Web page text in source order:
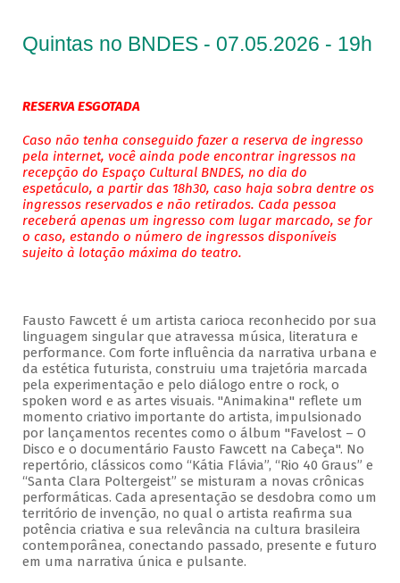
Quintas no BNDES - 07.05.2026 - 19h
RESERVA ESGOTADA
Caso não tenha conseguido fazer a reserva de ingresso
pela internet, você ainda pode encontrar ingressos na
recepção do Espaço Cultural BNDES, no dia do
espetáculo, a partir das 18h30, caso haja sobra dentre os
ingressos reservados e não retirados. Cada pessoa
receberá apenas um ingresso com lugar marcado, se for
o caso, estando o número de ingressos disponíveis
sujeito à lotação máxima do teatro.
Fausto Fawcett é um artista carioca reconhecido por sua
linguagem singular que atravessa música, literatura e
performance. Com forte influência da narrativa urbana e
da estética futurista, construiu uma trajetória marcada
pela experimentação e pelo diálogo entre o rock, o
spoken word e as artes visuais. "Animakina" reflete um
momento criativo importante do artista, impulsionado
por lançamentos recentes como o álbum "Favelost – O
Disco e o documentário Fausto Fawcett na Cabeça". No
repertório, clássicos como “Kátia Flávia”, “Rio 40 Graus” e
“Santa Clara Poltergeist” se misturam a novas crônicas
performáticas. Cada apresentação se desdobra como um
território de invenção, no qual o artista reafirma sua
potência criativa e sua relevância na cultura brasileira
contemporânea, conectando passado, presente e futuro
em uma narrativa única e pulsante.